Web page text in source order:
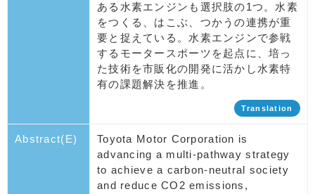
ある水素エンジンも選択肢の1つ。水素
をつくる、はこぶ、つかうの連携が重
要と捉えている。水素エンジンで参戦
するモータースポーツを起点に、培っ
た技術を市販化の開発に活かし水素特
有の課題解決を推進。
Translation
Abstract(E)
Toyota Motor Corporation is
advancing a multi-pathway strategy
to achieve a carbon-neutral society
and reduce CO2 emissions,